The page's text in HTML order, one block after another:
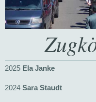
2025 Ela Janke
2024 Sara Staudt